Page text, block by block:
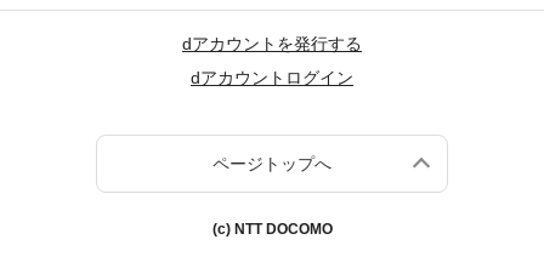
dアカウントを発行する
dアカウントログイン
ページトップへ
(c) NTT DOCOMO